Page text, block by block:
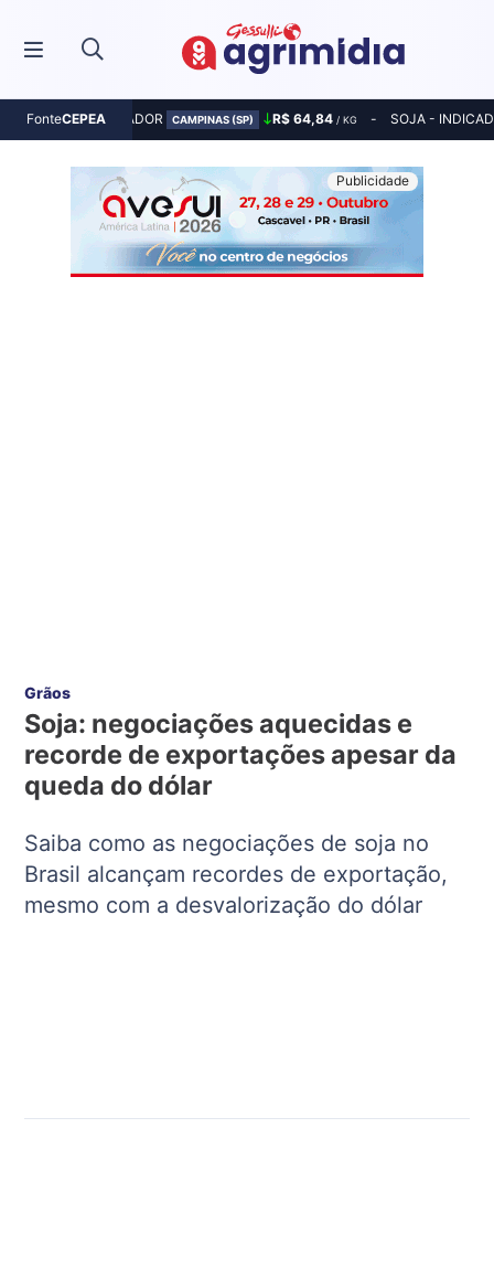
FonteCEPEA
MILHO - INDICADOR CAMPINAS (SP) R$ 64,84 / KG SOJA -
Grãos
Soja: negociações aquecidas e
recorde de exportações apesar da
queda do dólar
Saiba como as negociações de soja no
Brasil alcançam recordes de exportação,
mesmo com a desvalorização do dólar